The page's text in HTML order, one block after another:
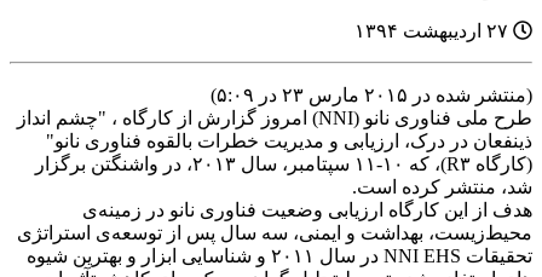
(منتشر شده در ۲۰۱۵ مارس ۲۳ در ۵:۰۹)
طرح ملی فناوری نانو (NNI) امروز گزارش از کارگاه ، "چشم انداز
ذینفعان در درک، ارزیابی و مدیریت خطرات بالقوه فناوری نانو"
(کارگاه R۳)، که ۱۰-۱۱ سپتامبر، سال ۲۰۱۳، در واشنگتن برگزار
شد، منتشر کرده است.
هدف از این کارگاه ارزیابی وضعیت فناوری نانو در زمینه‌ی
محیط‌زیست، بهداشت و ایمنی، سه سال پس از توسعه‌ی استراتژی
تحقیقات NNI EHS در سال ۲۰۱۱ و شناسایی ابزار و بهترین شیوه